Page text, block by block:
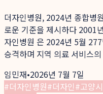
더자인병원, 2024년 종합병
로운 기준을 제시하다 2001
자인병원 은 2024년 5월
승격하며 지역 의료 서비스
임민재•2026년 7월 7일
#더자인병원#더자인#고양